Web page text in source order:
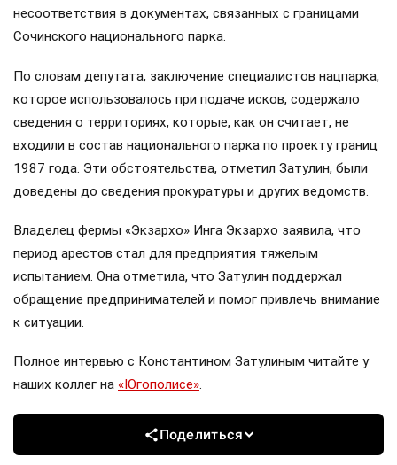
несоответствия в документах, связанных с границами
Сочинского национального парка.
По словам депутата, заключение специалистов нацпарка,
которое использовалось при подаче исков, содержало
сведения о территориях, которые, как он считает, не
входили в состав национального парка по проекту границ
1987 года. Эти обстоятельства, отметил Затулин, были
доведены до сведения прокуратуры и других ведомств.
Владелец фермы «Экзархо» Инга Экзархо заявила, что
период арестов стал для предприятия тяжелым
испытанием. Она отметила, что Затулин поддержал
обращение предпринимателей и помог привлечь внимание
к ситуации.
Полное интервью с Константином Затулиным читайте у
наших коллег на «Югополисе».
Поделиться